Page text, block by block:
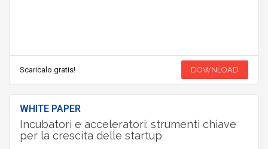
Scaricalo gratis! DOWNLOAD
WHITE PAPER
Incubatori e acceleratori: strumenti chiave
per la crescita delle startup